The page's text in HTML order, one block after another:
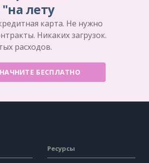
лету
карта. Не нужно
Никаких загрузок.
расходов.
НАЧНИТЕ БЕСПЛАТНО
Ресурсы